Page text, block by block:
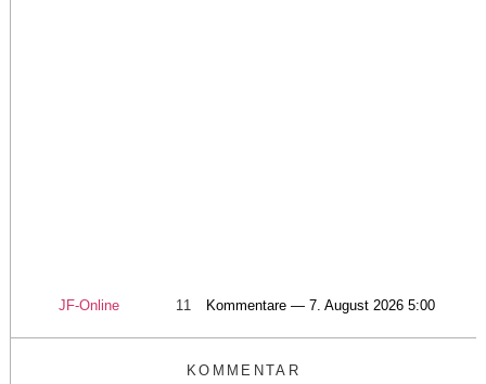
JF-Online 11 Kommentare — 7. August 2026 5:00
KOMMENTAR